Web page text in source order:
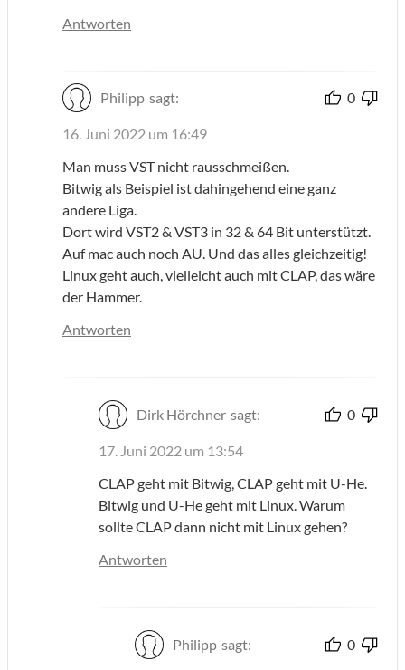
Antworten
Philipp sagt: 0
16. Juni 2022 um 16:49
Man muss VST nicht rausschmeißen.
Bitwig als Beispiel ist dahingehend eine ganz
andere Liga.
Dort wird VST2 & VST3 in 32 & 64 Bit unterstützt.
Auf mac auch noch AU. Und das alles gleichzeitig!
Linux geht auch, vielleicht auch mit CLAP, das wäre
der Hammer.
Antworten
Dirk Hörchner sagt: 0
17. Juni 2022 um 13:54
CLAP geht mit Bitwig, CLAP geht mit U-He.
Bitwig und U-He geht mit Linux. Warum
sollte CLAP dann nicht mit Linux gehen?
Antworten
Philipp sagt: 0